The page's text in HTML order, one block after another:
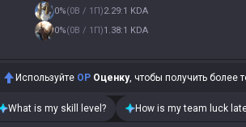
0%(0В / 1П)2.29:1 KDA
0%(0В / 1П)1.38:1 KDA
Используйте OP Оценку, чтобы получить более
What is my skill level? How is my team luck